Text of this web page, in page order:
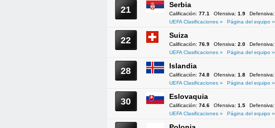
21 Serbia
Calificación: 77.1 Ofensiva: 1.9 Defensiva:
UEFA Clasificaciones »
Página del equipo »
22 Suiza
Calificación: 76.9 Ofensiva: 2.0 Defensiva:
UEFA Clasificaciones »
Página del equipo »
28 Islandia
Calificación: 74.8 Ofensiva: 1.8 Defensiva:
UEFA Clasificaciones »
Página del equipo »
30 Eslovaquia
Calificación: 74.6 Ofensiva: 1.5 Defensiva:
UEFA Clasificaciones »
Página del equipo »